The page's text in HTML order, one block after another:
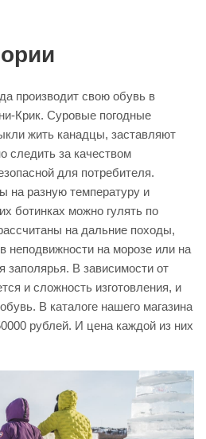
производит свою обувь в
Крик. Суровые погодные
жить канадцы, заставляют
следить за качеством
для потребителя.
на разную температуру и
ботинках можно гулять по
на дальние походы,
неподвижности на морозе или на
заполярья. В зависимости от
и сложность изготовления, и
В каталоге нашего магазина
рублей. И цена каждой из них